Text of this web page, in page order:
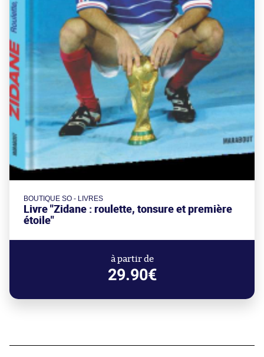
BOUTIQUE SO - LIVRES
Livre "Zidane : roulette, tonsure et première
étoile"
à partir de
29.90€